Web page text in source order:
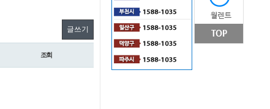
글쓰기
조회